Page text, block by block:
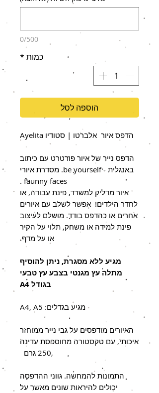
0/500
כמות *
הוספה לסל
הדפס איור אלברטו | סטודיו Ayelita
הדפס נייר של איור פורטרט עם כיתוב
באנגלית - be yourself. מסדרת איורי
faunny faces .
איור מדליק למשרד, פינת עבודה, או
לחדר הילדים! אפשר לשלב עם איורים
אחרים או כהדפס בודד. מושלם לעיצוב
פינת למידה או משחק, תלוי על הקיר
או על מדף.
מגיע ללא מסגרת, ניתן להוסיף
מתלה עץ מגנטי בצבע עץ טבעי
בגודל A4
מגיע בגדלים: A4, A5
האיורים מודפסים על גבי נייר ממוחזר
איכותי, עם טקסטורה מחוספסת עדינה
,250 גרם
התמונות להמחשה. גווני ההדפסה
יכולים להיראות שונים מאשר על